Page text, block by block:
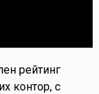
рейтинг
контор, с